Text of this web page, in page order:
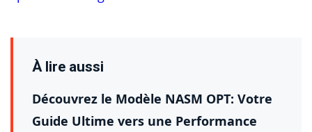
À lire aussi
Découvrez le Modèle NASM OPT: Votre
Guide Ultime vers une Performance